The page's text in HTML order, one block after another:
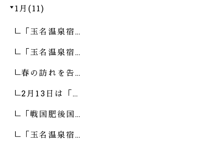
1月(11)
「玉名温泉宿…
「玉名温泉宿…
春の訪れを告…
2月13日は「…
「戦国肥後国…
「玉名温泉宿…